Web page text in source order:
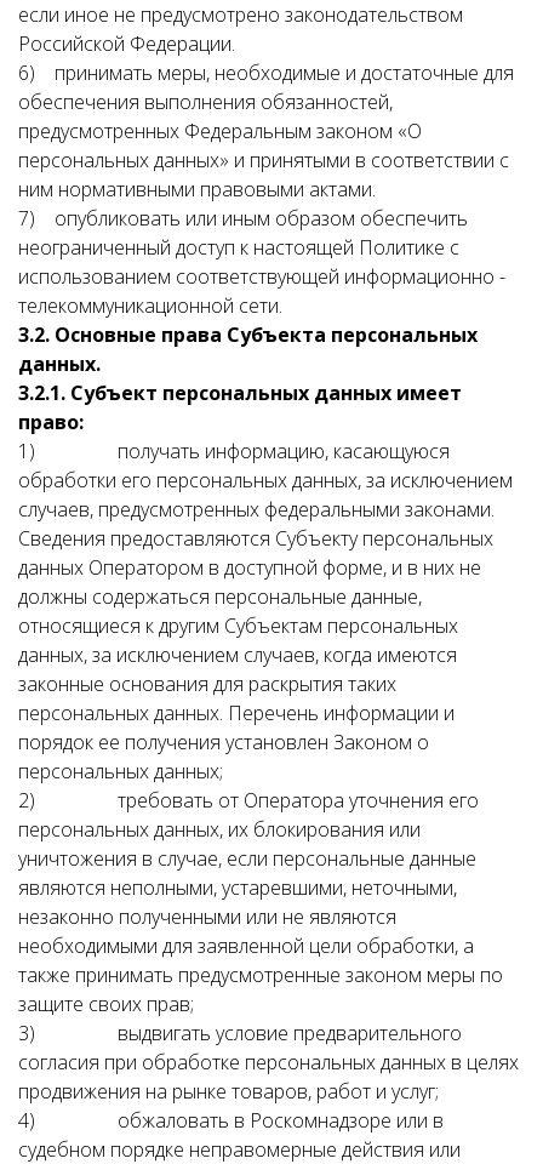
если иное не предусмотрено законодательством
Российской Федерации.
6) принимать меры, необходимые и достаточные для
обеспечения выполнения обязанностей,
предусмотренных Федеральным законом «О
персональных данных» и принятыми в соответствии с
ним нормативными правовыми актами.
7) опубликовать или иным образом обеспечить
неограниченный доступ к настоящей Политике с
использованием соответствующей информационно -
телекоммуникационной сети.
3.2. Основные права Субъекта персональных
данных.
3.2.1. Субъект персональных данных имеет
право:
1) получать информацию, касающуюся
обработки его персональных данных, за исключением
случаев, предусмотренных федеральными законами.
Сведения предоставляются Субъекту персональных
данных Оператором в доступной форме, и в них не
должны содержаться персональные данные,
относящиеся к другим Субъектам персональных
данных, за исключением случаев, когда имеются
законные основания для раскрытия таких
персональных данных. Перечень информации и
порядок ее получения установлен Законом о
персональных данных;
2) требовать от Оператора уточнения его
персональных данных, их блокирования или
уничтожения в случае, если персональные данные
являются неполными, устаревшими, неточными,
незаконно полученными или не являются
необходимыми для заявленной цели обработки, а
также принимать предусмотренные законом меры по
защите своих прав;
3) выдвигать условие предварительного
согласия при обработке персональных данных в целях
продвижения на рынке товаров, работ и услуг;
4) обжаловать в Роскомнадзоре или в
судебном порядке неправомерные действия или